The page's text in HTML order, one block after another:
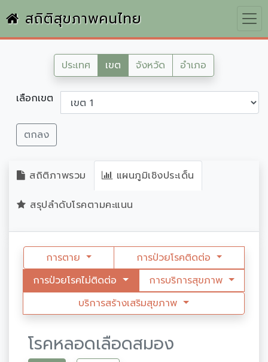
สถิติสุขภาพคนไทย
ประเทศ เขต จังหวัด อำเภอ
เลือกเขต
ตกลง
สถิติภาพรวม แผนภูมิเชิงประเด็น
สรุปลำดับโรคตามคะแนน
การตาย
การป่วยโรคติดต่อ
การป่วยโรคไม่ติดต่อ
การบริการสุขภาพ
บริการสร้างเสริมสุขภาพ
โรคหลอดเลือดสมอง